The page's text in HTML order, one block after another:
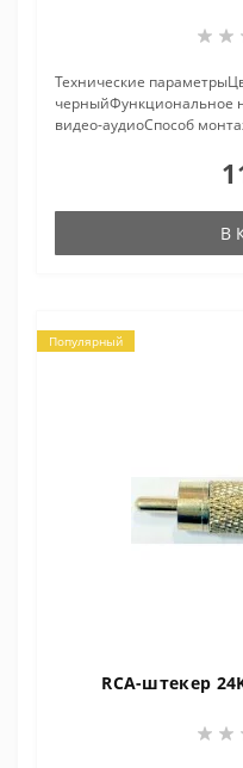
Технические
черныйФункциональное
видео-аудиоСпособ
В
Популярный
RCA-штекер